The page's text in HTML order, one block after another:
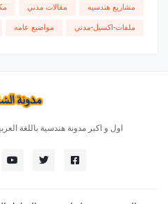
مشاريع هندسيه مقالات مدني
ملفات-اكسيل-مدني مواضيع عامه
اول و اكبر مدونة هندسية باللغة